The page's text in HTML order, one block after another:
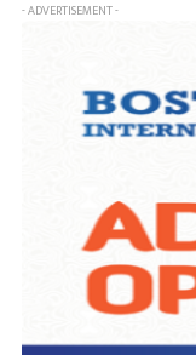
- ADVERTISEMENT -